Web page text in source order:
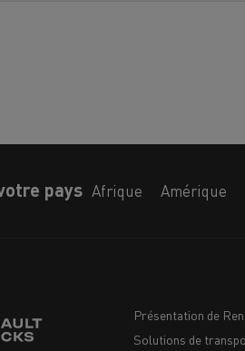
pays Afrique Amérique
Présentation de
Solutions de